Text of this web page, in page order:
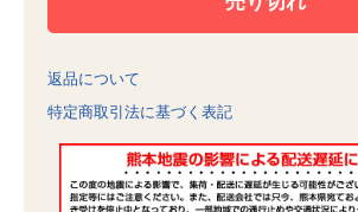
返品について
特定商取引法に基づく表記